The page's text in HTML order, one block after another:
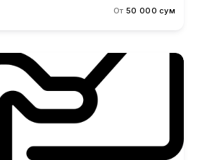
От 50 000 сум